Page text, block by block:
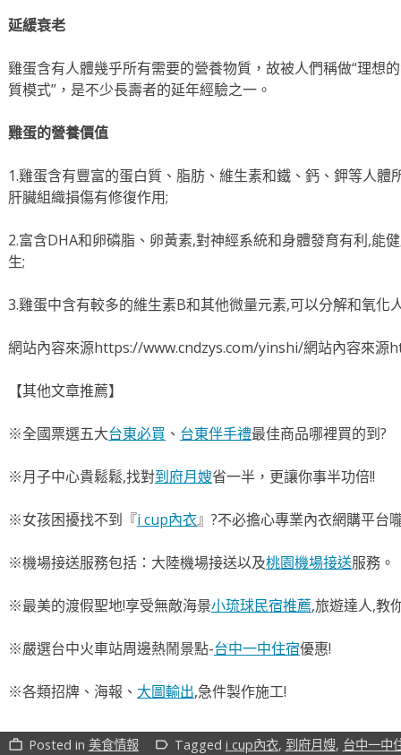
延緩衰老
雞蛋含有人體幾乎所有需要的營養物質，故被人們稱做“理想
質模式”，是不少長壽者的延年經驗之一。
雞蛋的營養價值
1.雞蛋含有豐富的蛋白質、脂肪、維生素和鐵、鈣、鉀等人體
肝臟組織損傷有修復作用;
2.富含DHA和卵磷脂、卵黃素,對神經系統和身體發育有利,能
生;
3.雞蛋中含有較多的維生素B和其他微量元素,可以分解和氧化
網站內容來源https://www.cndzys.com/yinshi/網站內容來源
【其他文章推薦】
※全國票選五大台東必買 、 台東伴手禮最佳商品哪裡買的到?
※月子中心貴鬆鬆,找對到府月嫂省一半，更讓你事半功倍!!
※女孩困擾找不到『i cup內衣』?不必擔心專業內衣網購平台
※機場接送服務包括：大陸機場接送以及桃園機場接送服務。
※最美的渡假聖地!享受無敵海景小琉球民宿推薦,旅遊達人,教
※嚴選台中火車站周邊熱鬧景點-台中一中住宿優惠!
※各類招牌、海報、 大圖輸出,急件製作施工!
work_outline Posted in 美食情報 label_outline Tagged i cup內衣, 到府月嫂, 台中一中